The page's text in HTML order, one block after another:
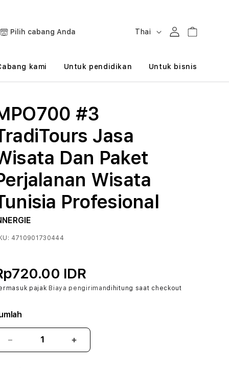
Pilih cabang Anda
B
h
Thai MasukKeranjang
kami Untuk pendidikan Untuk bisnis
#3
Jasa
Dan Paket
Wisata
Profesional
4710901730444
IDR
pajak Biaya pengirimandihitung saat checkout
Kurangi
jumlah
Tambah
jumlah